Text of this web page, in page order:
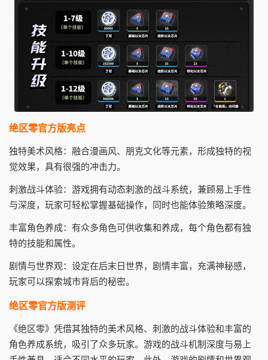
绝区零官方版亮点
独特美术风格：融合漫画风、朋克文化等元素，形成独特的视
觉效果，具有很强的冲击力。
刺激战斗体验：游戏拥有动态刺激的战斗系统，兼顾易上手性
与深度，玩家可轻松掌握基础操作，同时也能体验策略深度。
丰富角色养成：有众多角色可供收集和养成，每个角色都有独
特的技能和属性。
剧情与世界观：设定在后末日世界，剧情丰富，充满神秘感，
玩家可以探索城市背后的秘密。
绝区零官方版测评
《绝区零》凭借其独特的美术风格、刺激的战斗体验和丰富的
角色养成系统，吸引了众多玩家。游戏的战斗机制深度与易上